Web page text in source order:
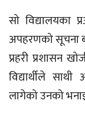
सो विद्यालयका
अपहरणको सूचना
प्रहरी प्रशासन
विद्यार्थीले
लागेको उनको